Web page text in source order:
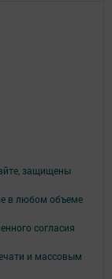
защищены
в любом объеме
согласия
и массовым